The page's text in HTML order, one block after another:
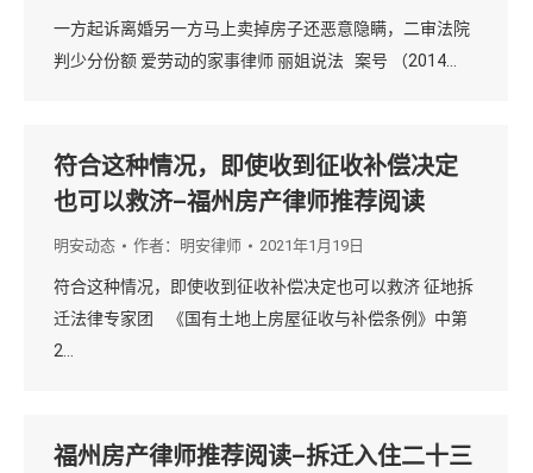
一方起诉离婚另一方马上卖掉房子还恶意隐瞒，二审法院
判少分份额 爱劳动的家事律师 丽姐说法 案号 （2014…
符合这种情况，即使收到征收补偿决定
也可以救济–福州房产律师推荐阅读
明安动态 作者： 明安律师 2021年1月19日
符合这种情况，即使收到征收补偿决定也可以救济 征地拆
迁法律专家团 《国有土地上房屋征收与补偿条例》中第
2…
福州房产律师推荐阅读–拆迁入住二十三